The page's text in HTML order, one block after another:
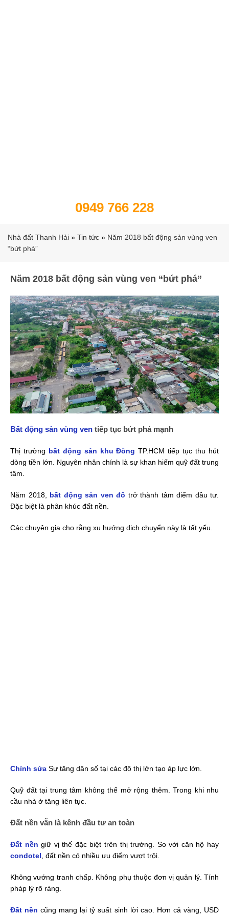
0949 766 228
Nhà đất Thanh Hải » Tin tức » Năm 2018 bất động sản vùng ven
“bứt phá”
Năm 2018 bất động sản vùng ven “bứt phá”
Bất động sản vùng ven tiếp tục bứt phá mạnh
Thị trường bất động sản khu Đông TP.HCM tiếp tục thu hút
dòng tiền lớn. Nguyên nhân chính là sự khan hiếm quỹ đất trung
tâm.
Năm 2018, bất động sản ven đô trở thành tâm điểm đầu tư.
Đặc biệt là phân khúc đất nền.
Các chuyên gia cho rằng xu hướng dịch chuyển này là tất yếu.
Chỉnh sửa Sự tăng dân số tại các đô thị lớn tạo áp lực lớn.
Quỹ đất tại trung tâm không thể mở rộng thêm. Trong khi nhu
cầu nhà ở tăng liên tục.
Đất nền vẫn là kênh đầu tư an toàn
Đất nền giữ vị thế đặc biệt trên thị trường. So với căn hộ hay
condotel , đất nền có nhiều ưu điểm vượt trội.
Không vướng tranh chấp. Không phụ thuộc đơn vị quản lý. Tính
pháp lý rõ ràng.
Đất nền cũng mang lại tỷ suất sinh lời cao. Hơn cả vàng, USD